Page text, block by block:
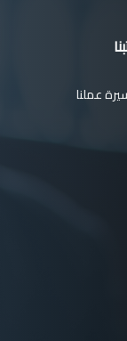
عملنا